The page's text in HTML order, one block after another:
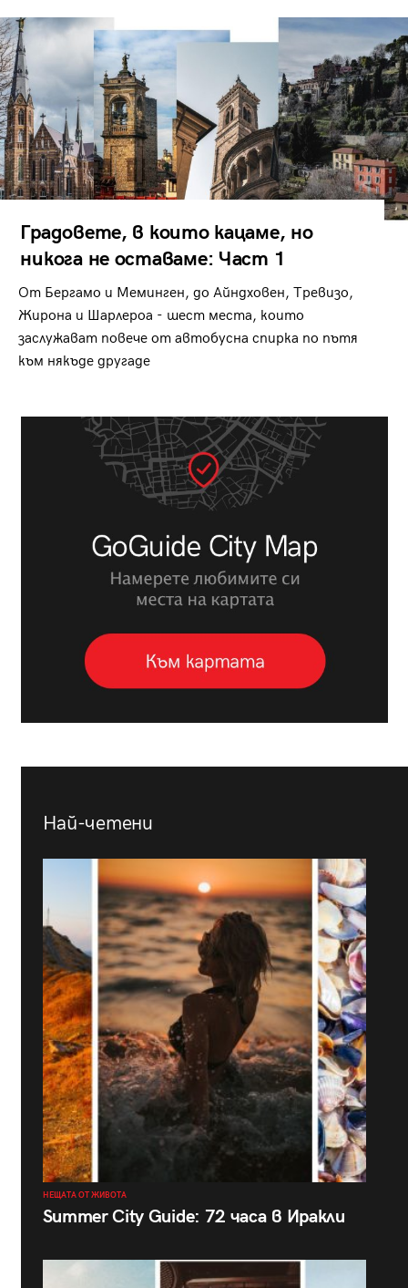
Градовете, в които кацаме, но
никога не оставаме: Част 1
От Бергамо и Меминген, до Айндховен, Тревизо,
Жирона и Шарлероа - шест места, които
заслужават повече от автобусна спирка по пътя
към някъде другаде
Най-четени
НЕЩАТА ОТ ЖИВОТА
Summer City Guide: 72 часа в Иракли